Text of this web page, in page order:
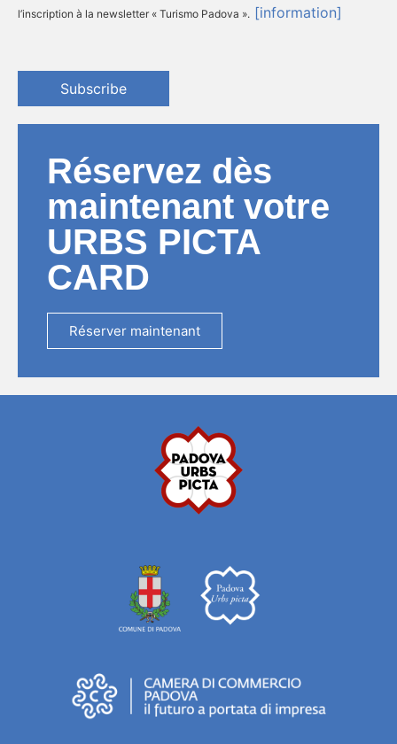
l’inscription à la newsletter « Turismo Padova ». [information]
Subscribe
Réservez dès
maintenant votre
URBS PICTA
CARD
Réserver maintenant